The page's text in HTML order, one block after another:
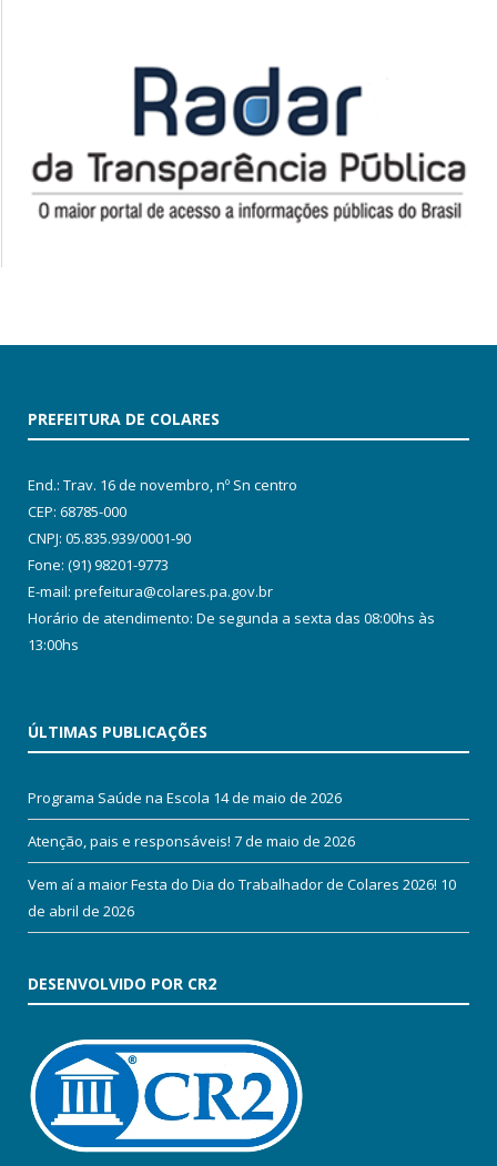
PREFEITURA DE COLARES
End.: Trav. 16 de novembro, nº Sn centro
CEP: 68785-000
CNPJ: 05.835.939/0001-90
Fone: (91) 98201-9773
E-mail: prefeitura@colares.pa.gov.br
Horário de atendimento: De segunda a sexta das 08:00hs às
13:00hs
ÚLTIMAS PUBLICAÇÕES
Programa Saúde na Escola 14 de maio de 2026
Atenção, pais e responsáveis! 7 de maio de 2026
Vem aí a maior Festa do Dia do Trabalhador de Colares 2026! 10
de abril de 2026
DESENVOLVIDO POR CR2